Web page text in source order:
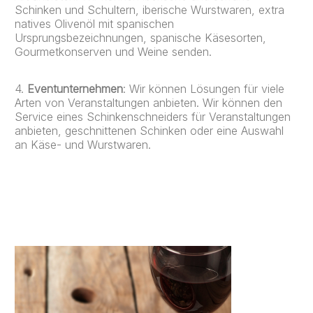
Schinken und Schultern, iberische Wurstwaren, extra
natives Olivenöl mit spanischen
Ursprungsbezeichnungen, spanische Käsesorten,
Gourmetkonserven und Weine senden.
4. Eventunternehmen: Wir können Lösungen für viele
Arten von Veranstaltungen anbieten. Wir können den
Service eines Schinkenschneiders für Veranstaltungen
anbieten, geschnittenen Schinken oder eine Auswahl
an Käse- und Wurstwaren.